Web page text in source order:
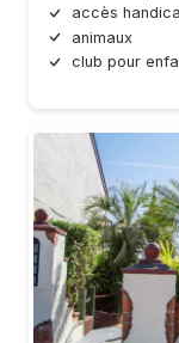
accès
animaux
club pour